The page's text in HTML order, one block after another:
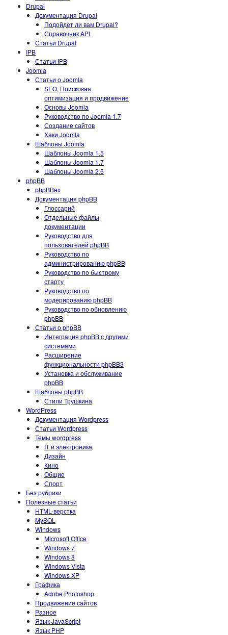
Drupal
Документация Drupal
Подойдёт ли вам Drupal?
Справочник API
Статьи Drupal
IPB
Статьи IPB
Joomla
Статьи о Joomla
SEO, Поисковая
оптимизация и продвижение
Основы Joomla
Руководство по Joomla 1.7
Создание сайтов
Хаки Joomla
Шаблоны Joomla
Шаблоны Joomla 1.5
Шаблоны Joomla 1.7
Шаблоны Joomla 2.5
phpBB
phpBBex
Документация phpBB
Глоссарий
Отдельные файлы
документации
Руководство для
пользователей phpBB
Руководство по
администрированию phpBB
Руководство по быстрому
старту
Руководство по
модерированию phpBB
Руководство по обновлению
phpBB
Статьи о phpBB
Интеграция phpBB с другими
системами
Расширение
функциональности phpBB3
Установка и обслуживание
phpBB
Шаблоны phpBB
Стили Трушкина
WordPress
Документация Wordpress
Статьи Wordpress
Темы wordpress
IT и электроника
Дизайн
Кино
Общие
Спорт
Без рубрики
Полезные статьи
HTML-верстка
MySQL
Windows
Microsoft Office
Windows 7
Windows 8
Windows Vista
Windows XP
Графика
Adobe Photoshop
Продвижение сайтов
Разное
Язык JavaScript
Язык PHP